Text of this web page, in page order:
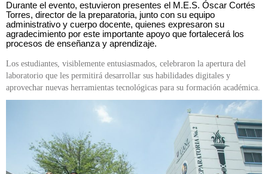
Durante el evento, estuvieron presentes el M.E.S. Óscar Cortés
Torres, director de la preparatoria, junto con su equipo
administrativo y cuerpo docente, quienes expresaron su
agradecimiento por este importante apoyo que fortalecerá los
procesos de enseñanza y aprendizaje.
Los estudiantes, visiblemente entusiasmados, celebraron la apertura del
laboratorio que les permitirá desarrollar sus habilidades digitales y
aprovechar nuevas herramientas tecnológicas para su formación académica.